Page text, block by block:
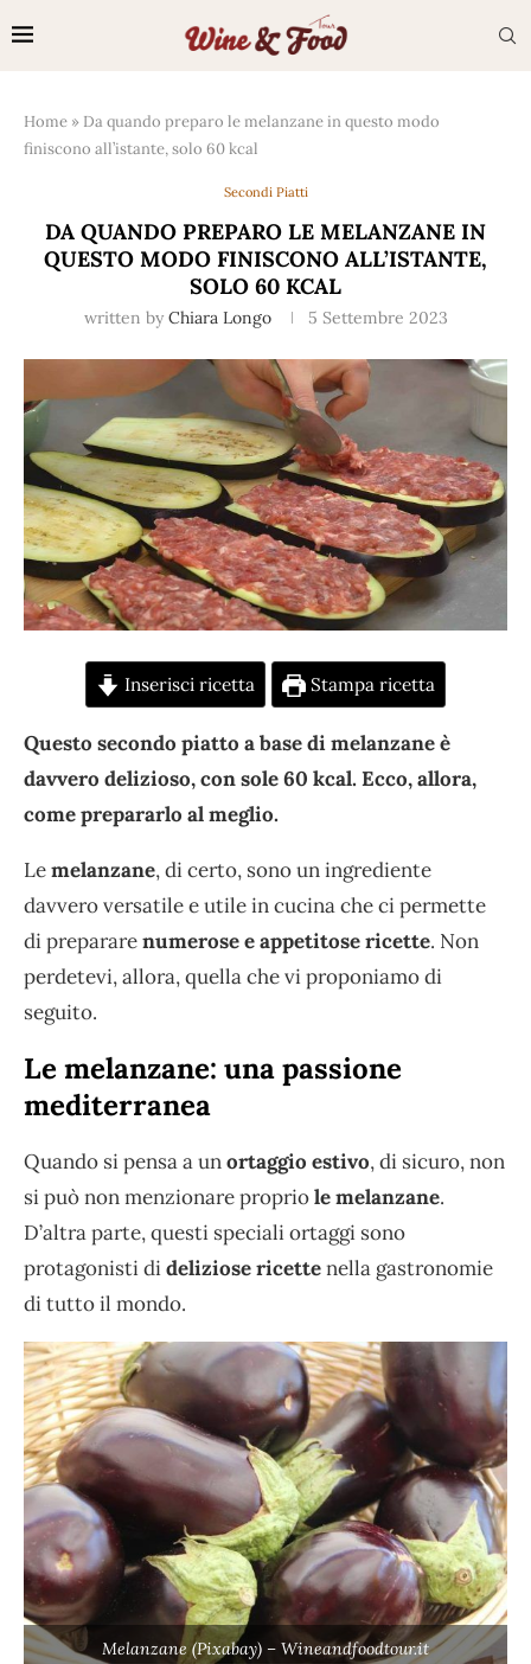
Home » Da quando preparo le melanzane in questo modo
finiscono all’istante, solo 60 kcal
Secondi Piatti
DA QUANDO PREPARO LE MELANZANE IN
QUESTO MODO FINISCONO ALL’ISTANTE,
SOLO 60 KCAL
written by Chiara Longo 5 Settembre 2023
Inserisci ricetta Stampa ricetta
Questo secondo piatto a base di melanzane è
davvero delizioso, con sole 60 kcal. Ecco, allora,
come prepararlo al meglio.
Lemelanzane, di certo, sono un ingrediente
davvero versatile e utile in cucina che ci permette
di prepararenumerose e appetitose ricette. Non
perdetevi, allora, quella che vi proponiamo di
seguito.
Le melanzane: una passione
mediterranea
Quando si pensa a unortaggio estivo, di sicuro, non
si può non menzionare propriole melanzane.
D’altra parte, questi speciali ortaggi sono
protagonisti dideliziose ricettenella gastronomie
di tutto il mondo.
Melanzane (Pixabay) – Wineandfoodtour.it